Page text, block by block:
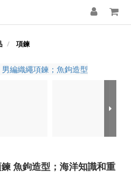
項鍊
魚鉤造型；海洋知識和重